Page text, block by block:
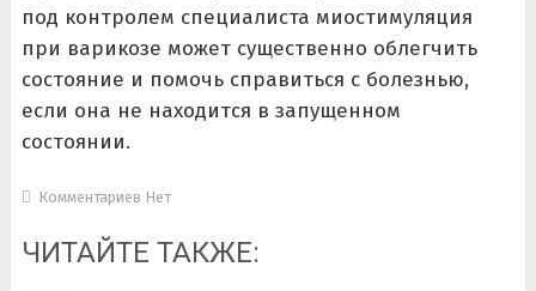
под контролем специалиста миостимуляция
при варикозе может существенно облегчить
состояние и помочь справиться с болезнью,
если она не находится в запущенном
состоянии.
Комментариев Нет
ЧИТАЙТЕ ТАКЖЕ: